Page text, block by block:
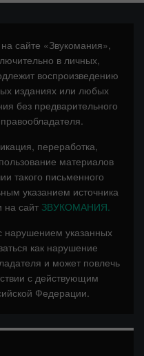
сайте «Звукомания»,
в личных,
воспроизведению
изданиях или любых
без предварительного
переработка,
материалов
такого письменного
указанием источника
на сайт ЗВУКОМАНИЯ.
нарушением указанных
как нарушение
и может повлечь
с действующим
Федерации.